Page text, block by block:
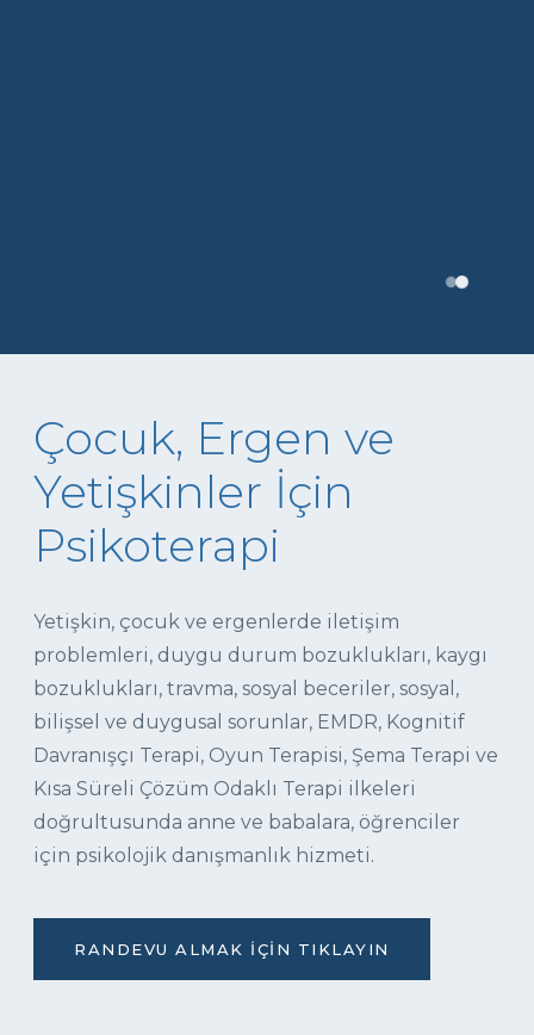
Çocuk, Ergen ve
Yetişkinler İçin
Psikoterapi
Yetişkin, çocuk ve ergenlerde iletişim
problemleri, duygu durum bozuklukları, kaygı
bozuklukları, travma, sosyal beceriler, sosyal,
bilişsel ve duygusal sorunlar, EMDR, Kognitif
Davranışçı Terapi, Oyun Terapisi, Şema Terapi ve
Kısa Süreli Çözüm Odaklı Terapi ilkeleri
doğrultusunda anne ve babalara, öğrenciler
için psikolojik danışmanlık hizmeti.
RANDEVU ALMAK İÇIN TIKLAYIN